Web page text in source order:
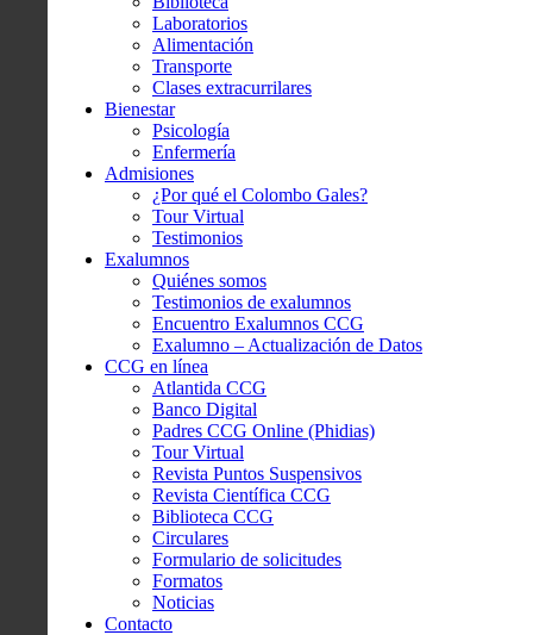
Laboratorios
Alimentación
Transporte
Clases extracurrilares
Bienestar
Psicología
Enfermería
Admisiones
¿Por qué el Colombo Gales?
Tour Virtual
Testimonios
Exalumnos
Quiénes somos
Testimonios de exalumnos
Encuentro Exalumnos CCG
Exalumno – Actualización de Datos
CCG en línea
Atlantida CCG
Banco Digital
Padres CCG Online (Phidias)
Tour Virtual
Revista Puntos Suspensivos
Revista Científica CCG
Biblioteca CCG
Circulares
Formulario de solicitudes
Formatos
Noticias
Contacto